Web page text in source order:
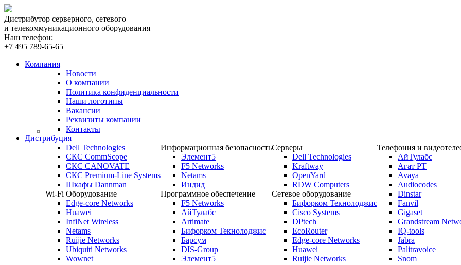
Дистрибутор серверного, сетевого
и телекоммуникационного оборудования
Наш телефон:
+7 495 789-65-65
Компания
Новости
О компании
Политика конфиденциальности
Наши логотипы
Вакансии
Реквизиты компании
Контакты
Дистрибуция
Dell Technologies
СКС CommScope
СКС CANOVATE
СКС Premium-Line Systems
Шкафы Dannman
Wi-Fi Оборудование
Edge-core Networks
Huawei
InfiNet Wireless
Netams
Ruijie Networks
Ubiquiti Networks
Wownet
Информационная безопасность
Элемент5
F5 Networks
Netams
Индид
Программное обеспечение
F5 Networks
АйТулабс
Artimate
Бифорком Текнолоджис
Барсум
DIS-Group
Элемент5
Серверы
Dell Technologies
Kraftway
OpenYard
RDW Computers
Сетевое оборудование
Бифорком Текнолоджис
Cisco Systems
DPtech
EcoRouter
Edge-core Networks
Huawei
Ruijie Networks
Телефония и
АйТулабс
Агат РТ
Avaya
Audiocodes
Dinstar
Fanvil
Gigaset
Grandstream
IQ-tools
Jabra
Palitravoice
Snom